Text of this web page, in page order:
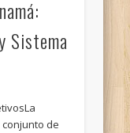
Sistema
de